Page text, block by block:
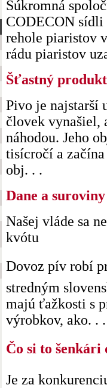
Súkromná
CODECON sídli
rehole piaristov
rádu piaristov
Šťastný
Pivo je najstarší
človek vynašiel,
náhodou. Jeho
tisícročí a
obj. . .
Dane a suroviny
Našej vláde sa
kvótu
Dovoz pív robí
stredným
majú ťažkosti s
výrobkov, ako. . .
Čo si to
Je za